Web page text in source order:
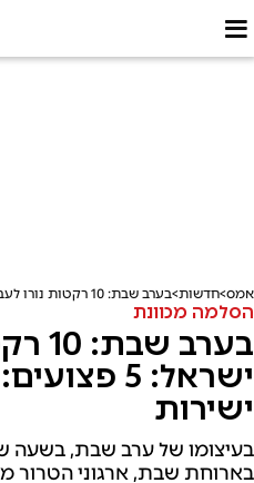
אמס חדשות בערב שבת: 10 רקטות נורו לעבר ישראל: 5 פצועים: בית נפגע ישירות
הסלמה מכוונת
ישראל: 5
ישירות
בעיצומו של ערב שבת, בשעה